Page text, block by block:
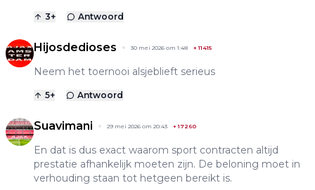
3+ Antwoord
Hijosdedioses 30 mei 2026 om 1:48 +11415
Neem het toernooi alsjeblieft serieus
5+ Antwoord
Suavimani 29 mei 2026 om 20:43 +17260
En dat is dus exact waarom sport contracten altijd
prestatie afhankelijk moeten zijn. De beloning moet in
verhouding staan tot hetgeen bereikt is.